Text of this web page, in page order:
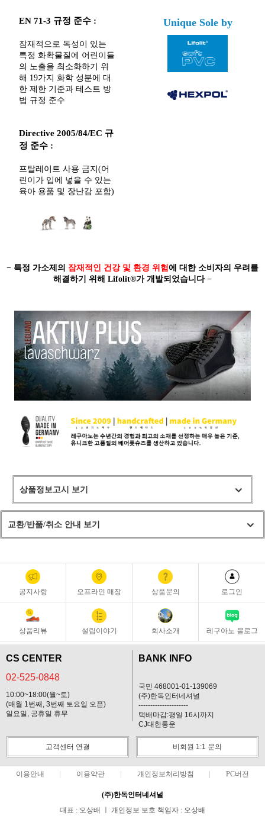
EN 71-3 규정 준수 :
잠재적으로 독성이 있는
특정 화확물질에 어린이들
의 노출을 최소화하기 위
해 19가지 화학 성분에 대
한 제한 기준과 테스트 방
법 규정 준수
Directive 2005/84/EC 규
정 준수 :
프탈레이트 사용 금지(어
린이가 입에 넣을 수 있는
육아 용품 및 장난감 포함)
Unique Sole by
− 특정 가소제의 잠재적인 건강 및 환경 위험에 대한 소비자의 우려를
해결하기 위해 Lifolit®가 개발되었습니다 −
상품정보고시 보기
교환/반품/취소 안내 보기
공지사항 오프라인 매장 상품문의 로그인
상품리뷰 설립이야기 회사소개 레구아노 블로그
CS CENTER
02-525-0848
10:00~18:00(월~토)
(매월 1번째, 3번째 토요일 오픈)
일요일, 공휴일 휴무
BANK INFO
국민 468001-01-139069
(주)한독인터네셔널
---------------------
택배마감:평일 16시까지
CJ대한통운
고객센터 연결 비회원 1:1 문의
이용안내 이용약관 개인정보처리방침 PC버전
(주)한독인터네셔널
대표 : 오상배 ㅣ 개인정보 보호 책임자 : 오상배